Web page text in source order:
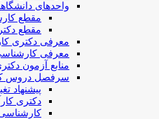
واحدهای
مقطع
مقطع
معرفی دکتری
معرفی
منابع آزمون
سرفصل دروس
پیشنهاد
دکتری